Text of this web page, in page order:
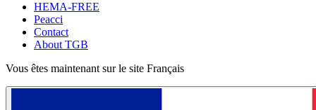
HEMA-FREE
Peacci
Contact
About TGB
Vous êtes maintenant sur le site Français